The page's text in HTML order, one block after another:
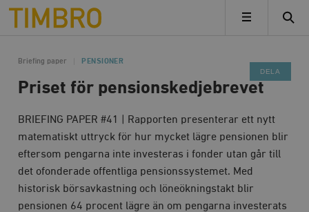
Timbro
MENY
Briefing paper PENSIONER
Priset för pensionskedjebrevet
BRIEFING PAPER #41 | Rapporten presenterar ett nytt
matematiskt uttryck för hur mycket lägre pensionen blir
eftersom pengarna inte investeras i fonder utan går till
det ofonderade offentliga pensionssystemet. Med
historisk börsavkastning och löneökningstakt blir
pensionen 64 procent lägre än om pengarna investerats
DELA